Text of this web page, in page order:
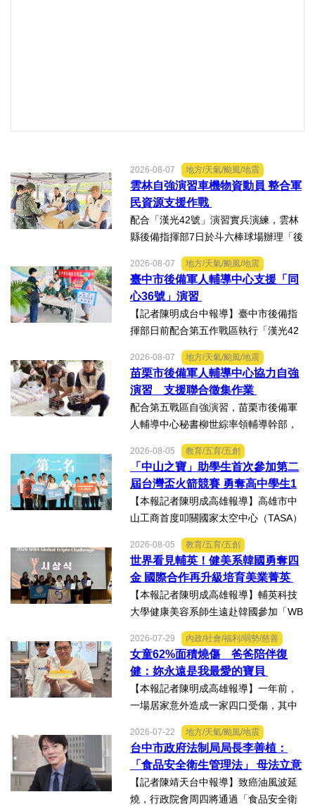
2026-08-07 地方/天氣/颱風/地震
雲林自強演習車機物資動員 整合軍
民資源支援作戰
配合「漢光42號」演習實兵演練，雲林
縣後備指揮部7日於斗六棒球場辦理「後
資接收作業－自強演習」。【記者陳明
成台中報導】配合「漢光42號」演習實
兵演練，雲林縣後備指揮...
2026-08-07 地方/天氣/颱風/地震
臺中市後備軍人輔導中心支援「同
心36號」演習
【記者陳明成台中報導】臺中市後備指
揮部日前配合第五作戰區執行「漢光42
教育召集作業，臺中市外埔區、清水
區、大安區等後備軍人輔導中心全力投
入支援任務，設置服務台協助...
2026-08-07 地方/天氣/颱風/地震
苗栗市後備軍人輔導中心協力自強
演習 支援聯合徵集作業
配合第五戰區自強演習，苗栗市後備軍
人輔導中心秘書柳世綜率領輔導幹部，
徵用作業演練。【記者陳明成台中報
導】為驗證全民防衛動員機制，苗栗市
後備軍人輔導中心配合第五...
2026-08-05 教育/五育/五創
「中山之寶」助學生首次參加第二
屆台灣盃火箭競賽 勇奪高中學生1
K組亞軍
【本報記者陳明成高雄報導】高雄市中
山工商首度叩關國家太空中心（TASA）
一路過關斬將，順利完成火箭發射，並
將全箭完整回收，勇奪高中學生1K組亞
軍，表現亮眼。陳國清...
2026-08-05 教育/五育/五創
世界看見輔英！健美系韓國勇奪四
金 國際合作再升級培育美業菁英
【本報記者陳明成高雄報導】輔英科技
大學健康美容系師生遠赴韓國參加「WB
賽」及「2026WBAGlobalTripleChallen
ge全球美學現場賽」，展現紮實專業實
力，師生聯手勇奪四金、...
2026-07-29 內政/社會/福利/弱勢/慈善
女童62%面積燒傷 爸爸陪伴復
健：妳永遠是我最愛的寶貝
【本報記者陳明成高雄報導】一年前，
一場居家意外造成一家四口受傷，其中
燒傷，在加護病房搶救超過兩個月，並
歷經在陽光基金會近一年的漫長復復健
及陪伴下，芸芸將於八月重返...
2026-07-22 地方/天氣/颱風/地震
台中市政府法制局局長李善植：
「食品安全衛生管理法」 母法立意
良善但子法標準過於寬鬆、處罰欠
缺嚇阻力、第一線缺乏足夠的人力
【記者陳靖天台中報導】致癌油風波延
燒，行政院會周四將通過「食品安全衛